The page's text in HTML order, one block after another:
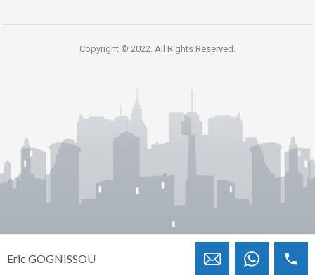
Copyright © 2022. All Rights Reserved.
Eric GOGNISSOU